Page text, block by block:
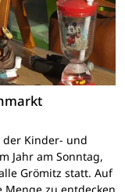
der Kinder- und
Jahr am Sonntag,
Grömitz statt. Auf